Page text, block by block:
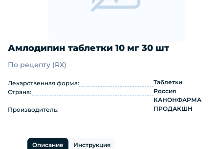
Амлодипин таблетки 10 мг 30 шт
Амлодипин таблетки 10 мг 30 шт:
По рецепту (RX)
Лекарственная форма:
Таблетки
Страна:
Россия
Производитель:
КАНОНФАРМА
ПРОДАКШН
Описание Инструкция